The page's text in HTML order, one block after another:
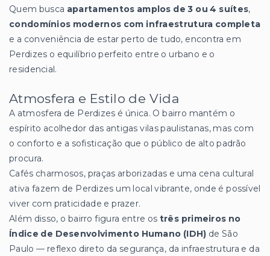
Quem busca apartamentos amplos de 3 ou 4 suítes,
condomínios modernos com infraestrutura completa
e a conveniência de estar perto de tudo, encontra em
Perdizes o equilíbrio perfeito entre o urbano e o
residencial.
Atmosfera e Estilo de Vida
A atmosfera de Perdizes é única. O bairro mantém o
espírito acolhedor das antigas vilas paulistanas, mas com
o conforto e a sofisticação que o público de alto padrão
procura.
Cafés charmosos, praças arborizadas e uma cena cultural
ativa fazem de Perdizes um local vibrante, onde é possível
viver com praticidade e prazer.
Além disso, o bairro figura entre os três primeiros no
Índice de Desenvolvimento Humano (IDH) de São
Paulo — reflexo direto da segurança, da infraestrutura e da